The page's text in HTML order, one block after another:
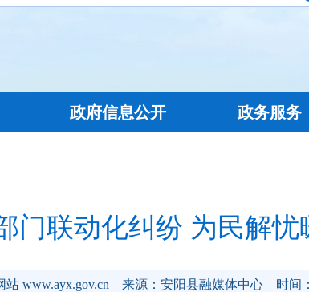
政府信息公开 政务服务
门联动化纠纷 为民解忧
www.ayx.gov.cn 来源：安阳县融媒体中心 时间